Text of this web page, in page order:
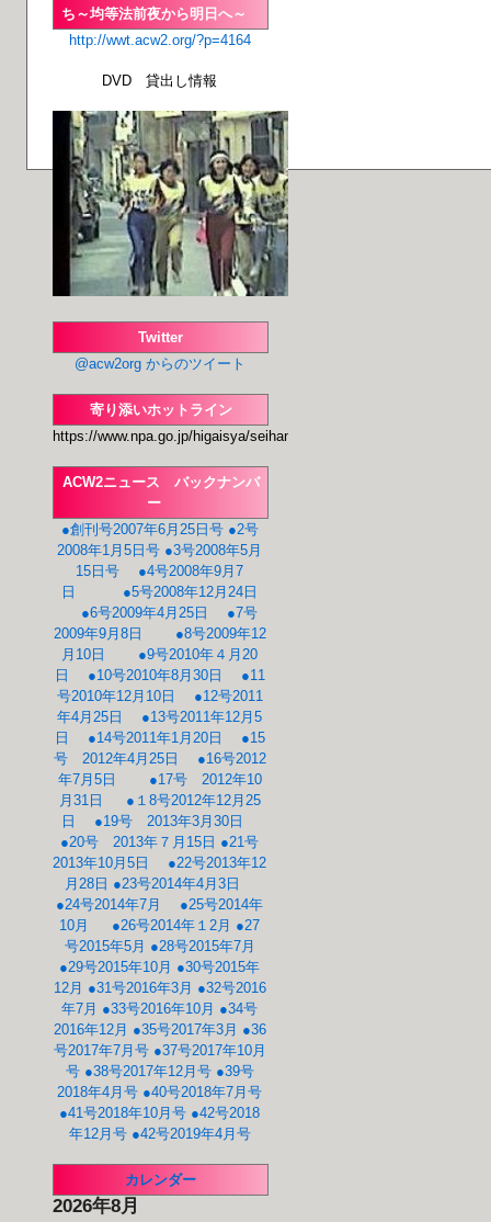
ち～均等法前夜から明日へ～
http://wwt.acw2.org/?p=4164
DVD 貸出し情報
Twitter
@acw2org からのツイート
寄り添いホットライン
https://www.npa.go.jp/higaisya/seihanzai/
ACW2ニュース バックナンバ
ー
●創刊号2007年6月25日号 ●2号
2008年1月5日号 ●3号2008年5月
15日号
●4号2008年9月7
日
●5号2008年12月24日
●6号2009年4月25日
●7号
2009年9月8日
●8号2009年12
月10日
●9号2010年４月20
日
●10号2010年8月30日
●11
号2010年12月10日
●12号2011
年4月25日
●13号2011年12月5
日
●14号2011年1月20日
●15
号 2012年4月25日
●16号2012
年7月5日
●17号 2012年10
月31日
●１8号2012年12月25
日
●19号 2013年3月30日
●20号 2013年７月15日 ●21号
2013年10月5日
●22号2013年12
月28日 ●23号2014年4月3日
●24号2014年7月
●25号2014年
10月
●26号2014年１2月 ●27
号2015年5月 ●28号2015年7月
●29号2015年10月 ●30号2015年
12月 ●31号2016年3月 ●32号2016
年7月 ●33号2016年10月 ●34号
2016年12月 ●35号2017年3月 ●36
号2017年7月号 ●37号2017年10月
号 ●38号2017年12月号 ●39号
2018年4月号 ●40号2018年7月号
●41号2018年10月号 ●42号2018
年12月号 ●42号2019年4月号
カレンダー
2026年8月